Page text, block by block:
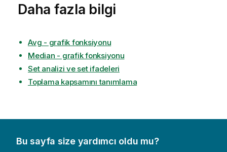
Daha fazla bilgi
Avg - grafik fonksiyonu
Median - grafik fonksiyonu
Set analizi ve set ifadeleri
Toplama kapsamını tanımlama
Bu sayfa size yardımcı oldu mu?